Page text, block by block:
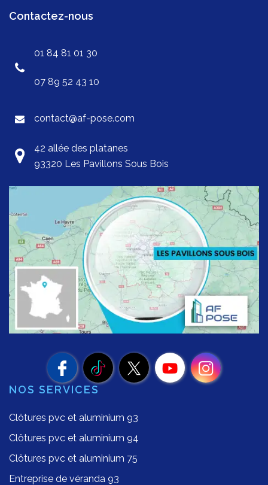
Contactez-nous
01 84 81 01 30
07 89 52 43 10
contact@af-pose.com
42 allée des platanes
93320 Les Pavillons Sous Bois
NOS SERVICES
Clôtures pvc et aluminium 93
Clôtures pvc et aluminium 94
Clôtures pvc et aluminium 75
Entreprise de véranda 93